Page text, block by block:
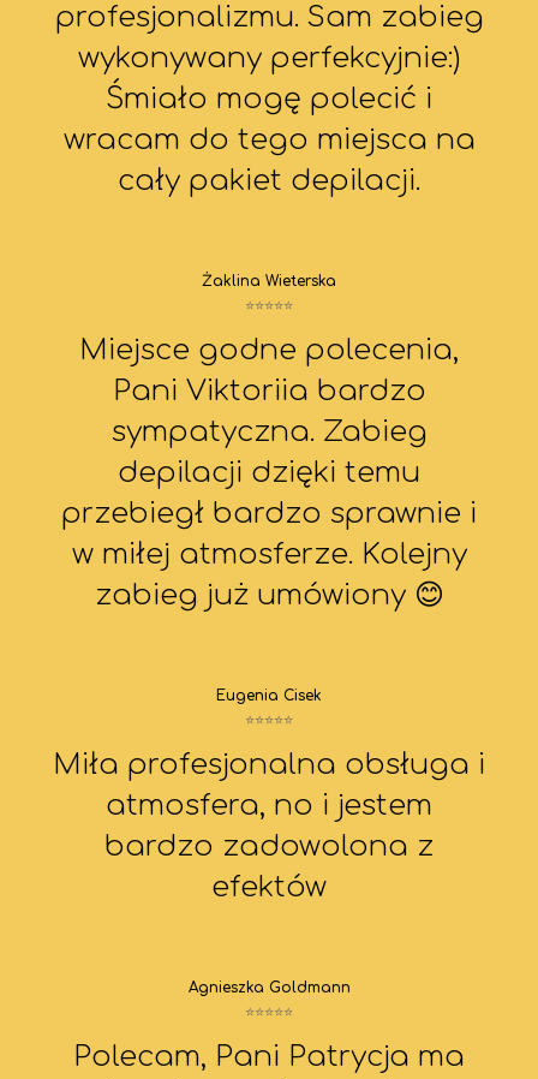
profesjonalizmu. Sam zabieg
wykonywany perfekcyjnie:)
Śmiało mogę polecić i
wracam do tego miejsca na
cały pakiet depilacji.
Żaklina Wieterska
⭐⭐⭐⭐⭐
Miejsce godne polecenia,
Pani Viktoriia bardzo
sympatyczna. Zabieg
depilacji dzięki temu
przebiegł bardzo sprawnie i
w miłej atmosferze. Kolejny
zabieg już umówiony 😊
Eugenia Cisek
⭐⭐⭐⭐⭐
Miła profesjonalna obsługa i
atmosfera, no i jestem
bardzo zadowolona z
efektów
Agnieszka Goldmann
⭐⭐⭐⭐⭐
Polecam, Pani Patrycja ma